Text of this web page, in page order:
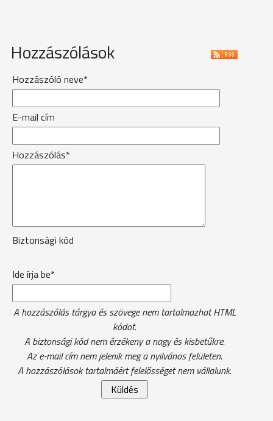
Hozzászólások
Hozzászóló neve*
E-mail cím
Hozzászólás*
Biztonsági kód
Ide írja be*
A hozzászólás tárgya és szövege nem tartalmazhat HTML
kódot.
A biztonsági kód nem érzékeny a nagy és kisbetűkre.
Az e-mail cím nem jelenik meg a nyilvános felületen.
A hozzászólások tartalmáért felelősséget nem vállalunk.